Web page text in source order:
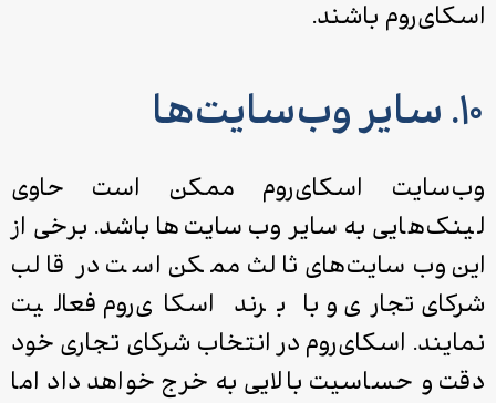
اسکای‌روم باشند.
۱۰. سایر وب‌سایت‌ها
وب‌سایت اسکای‌روم ممکن است حاوی
لینک‌هایی به سایر وب‌سایت‌ها باشد. برخی از
این وب‌سایت‌های ثالث ممکن است در قالب
شرکای تجاری و با برند اسکای‌روم فعالیت
نمایند. اسکای‌روم در انتخاب شرکای تجاری خود
دقت و حساسیت بالایی به خرج خواهد داد اما